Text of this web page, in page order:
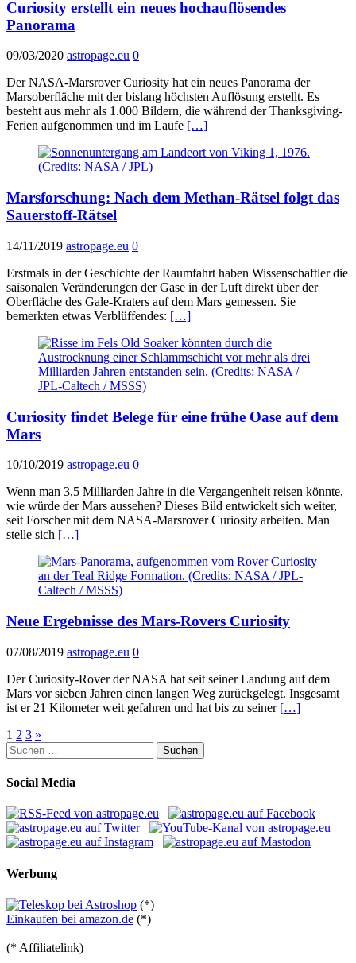
Curiosity erstellt ein neues hochauflösendes
Panorama
09/03/2020 astropage.eu 0
Der NASA-Marsrover Curiosity hat ein neues Panorama der
Marsoberfläche mit der bislang höchsten Auflösung erstellt. Es
besteht aus mehr als 1.000 Bildern, die während der Thanksgiving-
Ferien aufgenommen und im Laufe […]
Marsforschung: Nach dem Methan-Rätsel folgt das
Sauerstoff-Rätsel
14/11/2019 astropage.eu 0
Erstmals in der Geschichte der Raumfahrt haben Wissenschaftler die
saisonalen Veränderungen der Gase in der Luft direkt über der
Oberfläche des Gale-Kraters auf dem Mars gemessen. Sie
bemerkten etwas Verblüffendes: […]
Curiosity findet Belege für eine frühe Oase auf dem
Mars
10/10/2019 astropage.eu 0
Wenn man 3,5 Milliarden Jahre in die Vergangenheit reisen könnte,
wie würde der Mars aussehen? Dieses Bild entwickelt sich weiter,
seit Forscher mit dem NASA-Marsrover Curiosity arbeiten. Man
stelle sich […]
Neue Ergebnisse des Mars-Rovers Curiosity
07/08/2019 astropage.eu 0
Der Curiosity-Rover der NASA hat seit seiner Landung auf dem
Mars vor sieben Jahren einen langen Weg zurückgelegt. Insgesamt
ist er 21 Kilometer weit gefahren und hat bis zu seiner […]
Seitennummerierung
der
Beiträge
1 2 3 »
Suchen
nach:
Social Media
Werbung
(*)
Einkaufen bei amazon.de (*)
(* Affiliatelink)